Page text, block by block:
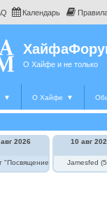
Календарь
О Хайфе и не только
▼ О Хайфе ▼
2026
"Посвящение Элле
10 авг
Jamesfed